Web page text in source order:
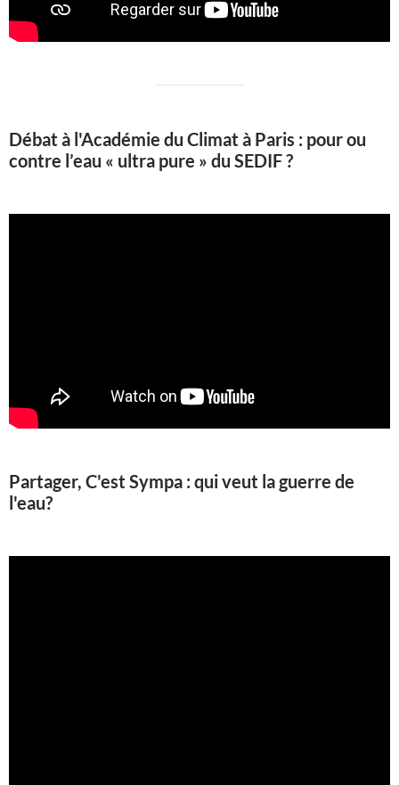
Débat à l'Académie du Climat à Paris : pour ou
contre l’eau « ultra pure » du SEDIF ?
Partager, C'est Sympa : qui veut la guerre de
l'eau?